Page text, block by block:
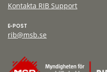
Kontakta RIB Support
E-POST
rib@msb.se